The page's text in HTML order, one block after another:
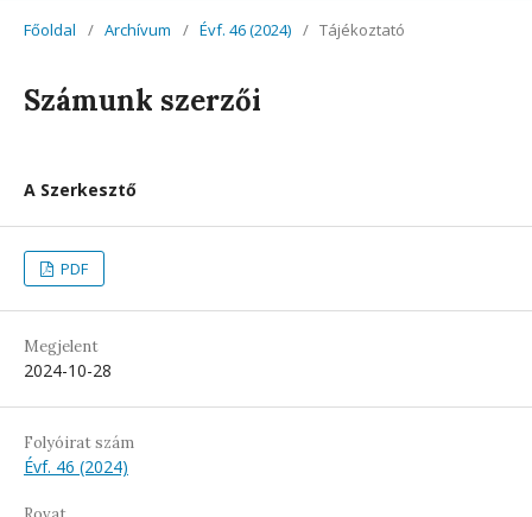
Főoldal / Archívum / Évf. 46 (2024) / Tájékoztató
Számunk szerzői
A Szerkesztő
PDF
Megjelent
2024-10-28
Folyóirat szám
Évf. 46 (2024)